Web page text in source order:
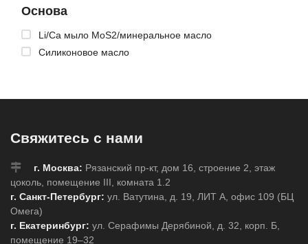
Основа
Li/Ca мыло MoS2/минеральное масло
Силиконовое масло
Свяжитесь с нами
г. Москва: Рязанский пр-кт, дом 16, строение 2, этаж
цоколь, помещение III, комната 1.2
г. Санкт-Петербург: ул. Ватутина, д. 19, ЛИТ А, офис 109 (БЦ
Омега)
г. Екатеринбург: ул. Серафимы Дерябиной, д. 32, корп. Б,
помещение 19–32